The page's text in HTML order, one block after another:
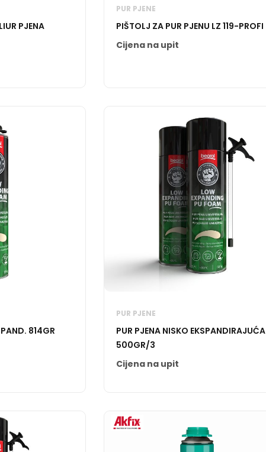
PJENA
PUR PJENE
PIŠTOLJ ZA PUR PJENU LZ 119-PROFI
Cijena na upit
814GR
PUR PJENE
PUR PJENA NISKO EKSPANDIRAJUĆA
500GR/3
Cijena na upit